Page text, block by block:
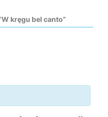
kręgu bel canto”